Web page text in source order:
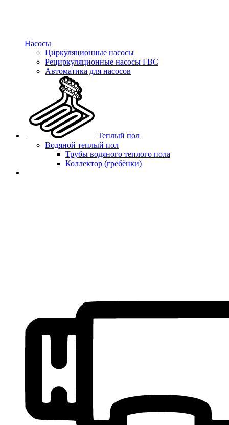
Насосы
Циркуляционные насосы
Рециркуляционные насосы ГВС
Автоматика для насосов
Теплый пол
Водяной теплый пол
Трубы водяного теплого пола
Коллектор (гребёнки)